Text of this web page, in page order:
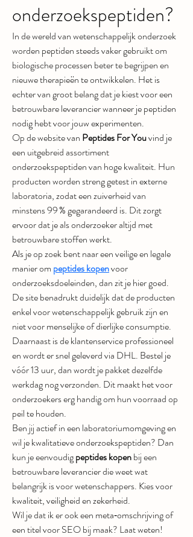
onderzoekspeptiden?
In de wereld van wetenschappelijk onderzoek
worden peptiden steeds vaker gebruikt om
biologische processen beter te begrijpen en
nieuwe therapieën te ontwikkelen. Het is
echter van groot belang dat je kiest voor een
betrouwbare leverancier wanneer je peptiden
nodig hebt voor jouw experimenten.
Op de website van Peptides For You vind je
een uitgebreid assortiment
onderzoekspeptiden van hoge kwaliteit. Hun
producten worden streng getest in externe
laboratoria, zodat een zuiverheid van
minstens 99 % gegarandeerd is. Dit zorgt
ervoor dat je als onderzoeker altijd met
betrouwbare stoffen werkt.
Als je op zoek bent naar een veilige en legale
manier om peptides kopen voor
onderzoeksdoeleinden, dan zit je hier goed.
De site benadrukt duidelijk dat de producten
enkel voor wetenschappelijk gebruik zijn en
niet voor menselijke of dierlijke consumptie.
Daarnaast is de klantenservice professioneel
en wordt er snel geleverd via DHL. Bestel je
vóór 13 uur, dan wordt je pakket dezelfde
werkdag nog verzonden. Dit maakt het voor
onderzoekers erg handig om hun voorraad op
peil te houden.
Ben jij actief in een laboratoriumomgeving en
wil je kwalitatieve onderzoekspeptiden? Dan
kun je eenvoudig peptides kopen bij een
betrouwbare leverancier die weet wat
belangrijk is voor wetenschappers. Kies voor
kwaliteit, veiligheid en zekerheid.
Wil je dat ik er ook een meta‑omschrijving of
een titel voor SEO bij maak? Laat weten!